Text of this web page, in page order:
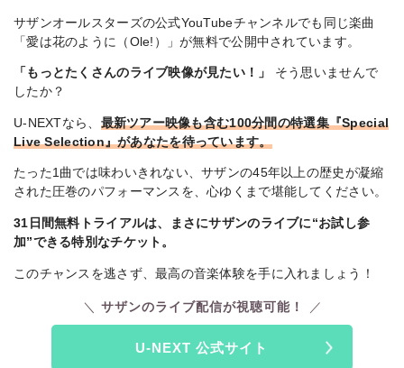
サザンオールスターズの公式YouTubeチャンネルでも同じ楽曲
「愛は花のように（Ole!）」が無料で公開中されています。
「もっとたくさんのライブ映像が見たい！」
そう思いませんで
したか？
U-NEXTなら、 最新ツアー映像も含む100分間の特選集『Special
Live Selection』があなたを待っています。
たった1曲では味わいきれない、サザンの45年以上の歴史が凝縮
された圧巻のパフォーマンスを、心ゆくまで堪能してください。
31日間無料トライアルは、まさにサザンのライブに“お試し参
加”できる特別なチケット。
このチャンスを逃さず、最高の音楽体験を手に入れましょう！
サザンのライブ配信が視聴可能！
U-NEXT 公式サイト